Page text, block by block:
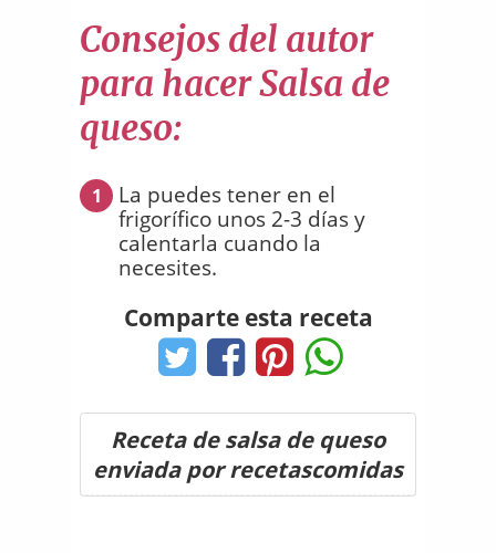
Consejos del autor
para hacer Salsa de
queso:
1
La puedes tener en el
frigorífico unos 2-3 días y
calentarla cuando la
necesites.
Comparte esta receta
Receta de salsa de queso
enviada por recetascomidas